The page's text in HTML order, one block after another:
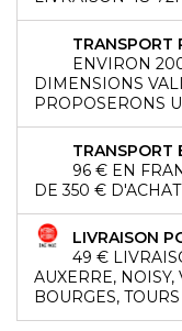
TRANSPORT
ENVIRON
DIMENSIONS
PROPOSERONS
TRANSPORT
96 € EN
DE 350 € D'ACHAT
LIVRAISON
49 €
AUXERRE,
BOURGES, TOURS